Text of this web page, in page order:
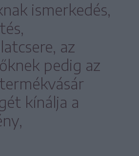
ismerkedés,
az
pedig az
kínálja a